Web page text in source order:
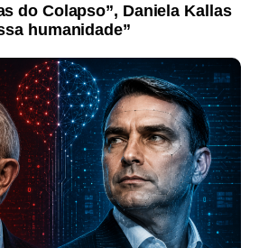
do Colapso”, Daniela Kallas
humanidade”